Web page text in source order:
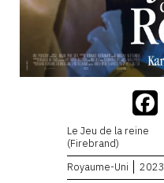
Le Jeu de la reine
(Firebrand)
Royaume-Uni
2023